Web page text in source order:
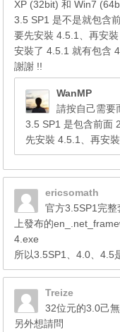
XP (32bit) 和 Win7
3.5 SP1 是不是就包含
要先安裝 4.5.1、再安
安裝了 4.5.1 就有包含
謝謝 !!
WanMP
請按自己需要
3.5 SP1 是包含前面
先安裝 4.5.1、再安
ericsomath
官方3.5SP1完
上發布的
4.exe
所以3.5SP1、4.0、4.5
Treize
32位元的3.0己
另外想請問